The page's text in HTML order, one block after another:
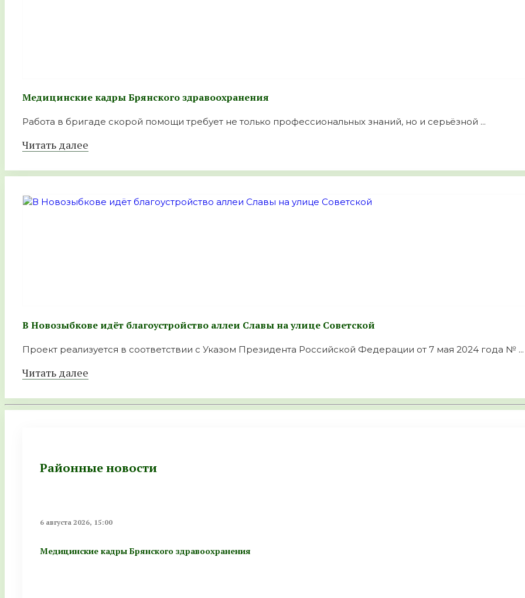
Медицинские кадры Брянского здравоохранения
Работа в бригаде скорой помощи требует не только профессиональных знаний, но и серьёзной ...
Читать далее
В Новозыбкове идёт благоустройство аллеи Славы на улице Советской
Проект реализуется в соответствии с Указом Президента Российской Федерации от 7 мая 2024 года № ...
Читать далее
Районные новости
6 августа 2026, 15:00
Медицинские кадры Брянского здравоохранения